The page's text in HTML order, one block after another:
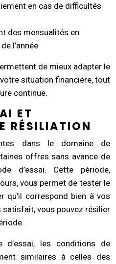
en cas de difficultés
des mensualités en
l’année
de mieux adapter le
situation financière, tout
continue.
ET
RÉSILIATION
dans le domaine de
offres sans avance de
d’essai. Cette période,
vous permet de tester le
qu’il correspond bien à vos
satisfait, vous pouvez résilier
d’essai, les conditions de
similaires à celles des